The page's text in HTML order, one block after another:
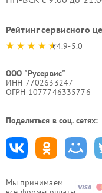
Мы принимаем
Рейтинг сервисного
4.9-5.0
ООО "Русервис"
ИНН 7702633247
ОГРН 1077746335776
Поделиться в соц. сетях: